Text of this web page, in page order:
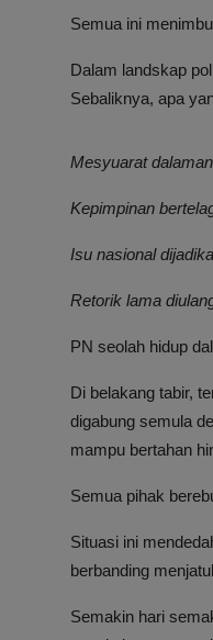
Semua ini
Dalam landskap
Sebaliknya, apa
Mesyuarat
Kepimpinan
Isu nasional
Retorik lama
PN seolah hidup
Di belakang tabir,
digabung semula
mampu bertahan
Semua pihak
Situasi ini
berbanding
Semakin hari